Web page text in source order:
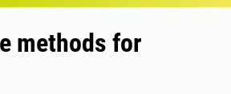
methods for